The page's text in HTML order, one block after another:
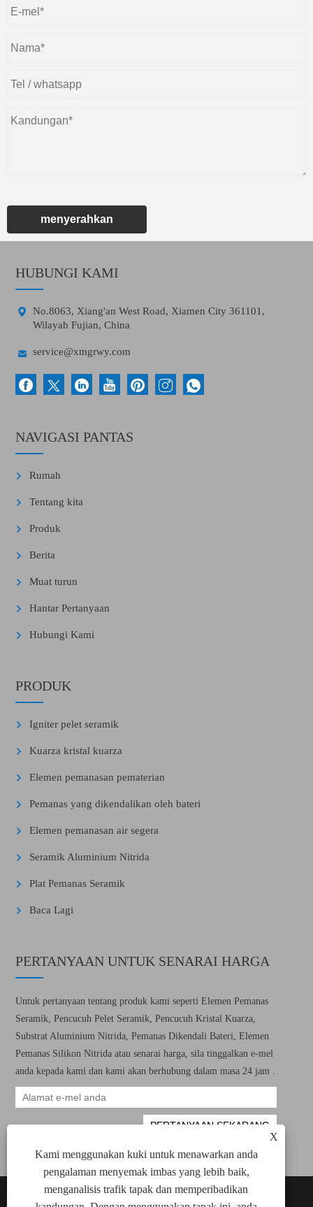
menyerahkan
X
Kami menggunakan kuki untuk menawarkan anda
pengalaman menyemak imbas yang lebih baik,
menganalisis trafik tapak dan memperibadikan
HUBUNGI KAMI

No.8063, Xiang'an West Road, Xiamen City 361101,
Wilayah Fujian, China
 service@xmgrwy.com
NAVIGASI PANTAS
Rumah
Tentang kita
Produk
Berita
Muat turun
Hantar Pertanyaan
Hubungi Kami
PRODUK
Igniter pelet seramik
Kuarza kristal kuarza
Elemen pemanasan pematerian
Pemanas yang dikendalikan oleh bateri
Elemen pemanasan air segera
Seramik Aluminium Nitrida
Plat Pemanas Seramik
Baca Lagi
PERTANYAAN UNTUK SENARAI HARGA
Untuk pertanyaan tentang produk kami seperti Elemen Pemanas
Seramik, Pencucuh Pelet Seramik, Pencucuh Kristal Kuarza,
Substrat Aluminium Nitrida, Pemanas Dikendali Bateri, Elemen
Pemanas Silikon Nitrida atau senarai harga, sila tinggalkan e-mel
anda kepada kami dan kami akan berhubung dalam masa 24 jam .
Hakcipta © 2022 Xiamen Green Way Electronic